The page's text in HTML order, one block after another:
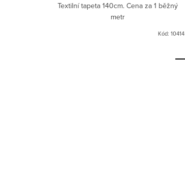
Textilní tapeta 140cm. Cena za 1 běžný
metr
Kód: 10414